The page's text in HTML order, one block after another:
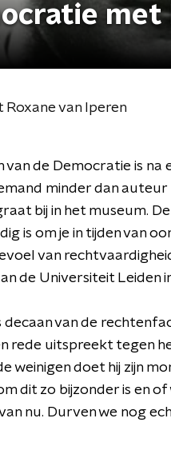
met
van Iperen
van de Democratie is na
minder dan auteur
bij in het museum.
is om je in tijden van
van
de Universiteit Leiden
decaan van de
rede uitspreekt tegen
weinigen doet hij zijn
dit zo bijzonder is en
nu. Durven we nog